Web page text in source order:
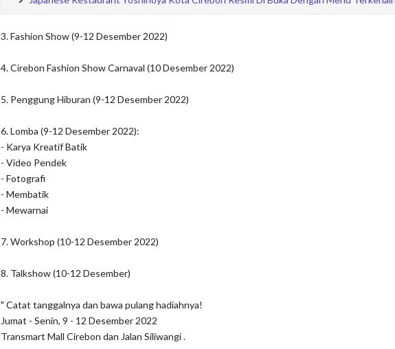
3. Fashion Show (9-12 Desember 2022)
4. Cirebon Fashion Show Carnaval (10 Desember 2022)
5. Penggung Hiburan (9-12 Desember 2022)
6. Lomba (9-12 Desember 2022):
- Karya Kreatif Batik
- Video Pendek
- Fotografi
- Membatik
- Mewarnai
7. Workshop (10-12 Desember 2022)
8. Talkshow (10-12 Desember)
" Catat tanggalnya dan bawa pulang hadiahnya!
Jumat - Senin, 9 - 12 Desember 2022
Transmart Mall Cirebon dan Jalan Siliwangi .